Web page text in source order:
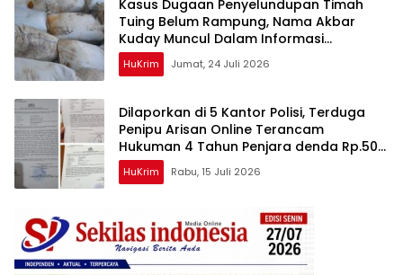
Kasus Dugaan Penyelundupan Timah
Tuing Belum Rampung, Nama Akbar
Kuday Muncul Dalam Informasi
Penyidikan
HuKrim Jumat, 24 Juli 2026
Dilaporkan di 5 Kantor Polisi, Terduga
Penipu Arisan Online Terancam
Hukuman 4 Tahun Penjara denda Rp.500
Juta
HuKrim Rabu, 15 Juli 2026